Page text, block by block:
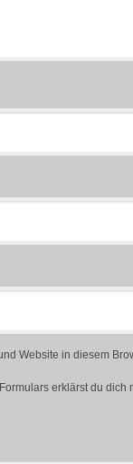
Website in diesem
erklärst du